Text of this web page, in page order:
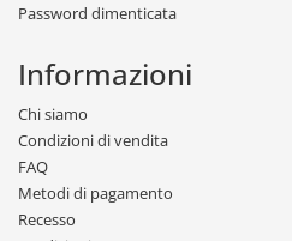
Password dimenticata
Informazioni
Chi siamo
Condizioni di vendita
FAQ
Metodi di pagamento
Recesso